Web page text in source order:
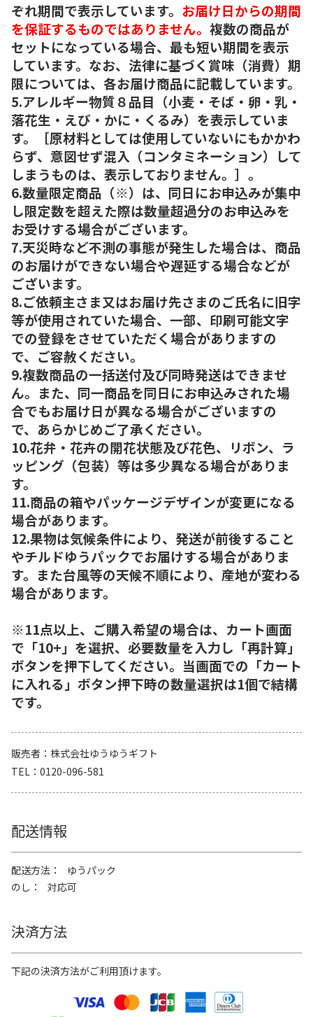
ぞれ期間で表示しています。 お届け日からの期間
を保証するものではありません。 複数の商品が
セットになっている場合、最も短い期間を表示
しています。なお、法律に基づく賞味（消費）期
限については、各お届け商品に記載しています。
5.アレルギー物質８品目（小麦・そば・卵・乳・
落花生・えび・かに・くるみ）を表示していま
す。［原材料としては使用していないにもかかわ
らず、意図せず混入（コンタミネーション）して
しまうものは、表示しておりません。］。
6.数量限定商品（※）は、同日にお申込みが集中
し限定数を超えた際は数量超過分のお申込みを
お受けする場合がございます。
7.天災時など不測の事態が発生した場合は、商品
のお届けができない場合や遅延する場合などが
ございます。
8.ご依頼主さま又はお届け先さまのご氏名に旧字
等が使用されていた場合、一部、印刷可能文字
での登録をさせていただく場合がありますの
で、ご容赦ください。
9.複数商品の一括送付及び同時発送はできませ
ん。また、同一商品を同日にお申込みされた場
合でもお届け日が異なる場合がございますの
で、あらかじめご了承ください。
10.花弁・花卉の開花状態及び花色、リボン、ラ
ッピング（包装）等は多少異なる場合がありま
す。
11.商品の箱やパッケージデザインが変更になる
場合があります。
12.果物は気候条件により、発送が前後すること
やチルドゆうパックでお届けする場合がありま
す。また台風等の天候不順により、産地が変わる
場合があります。
※11点以上、ご購入希望の場合は、カート画面
で「10+」を選択、必要数量を入力し「再計算」
ボタンを押下してください。当画面での「カート
に入れる」ボタン押下時の数量選択は1個で結構
です。
販売者
株式会社ゆうゆうギフト
TEL
0120-096-581
配送情報
配送方法
ゆうパック
のし
対応可
決済方法
下記の決済方法がご利用頂けます。